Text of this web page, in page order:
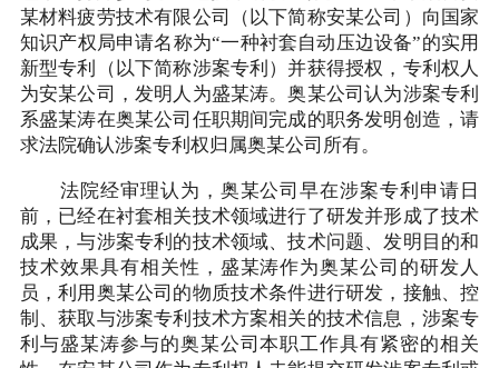
某材料疲劳技术有限公司（以下简称安某公司）向国家
知识产权局申请名称为“一种衬套自动压边设备”的实用
新型专利（以下简称涉案专利）并获得授权，专利权人
为安某公司，发明人为盛某涛。奥某公司认为涉案专利
系盛某涛在奥某公司任职期间完成的职务发明创造，请
求法院确认涉案专利权归属奥某公司所有。
法院经审理认为，奥某公司早在涉案专利申请日
前，已经在衬套相关技术领域进行了研发并形成了技术
成果，与涉案专利的技术领域、技术问题、发明目的和
技术效果具有相关性，盛某涛作为奥某公司的研发人
员，利用奥某公司的物质技术条件进行研发，接触、控
制、获取与涉案专利技术方案相关的技术信息，涉案专
利与盛某涛参与的奥某公司本职工作具有紧密的相关